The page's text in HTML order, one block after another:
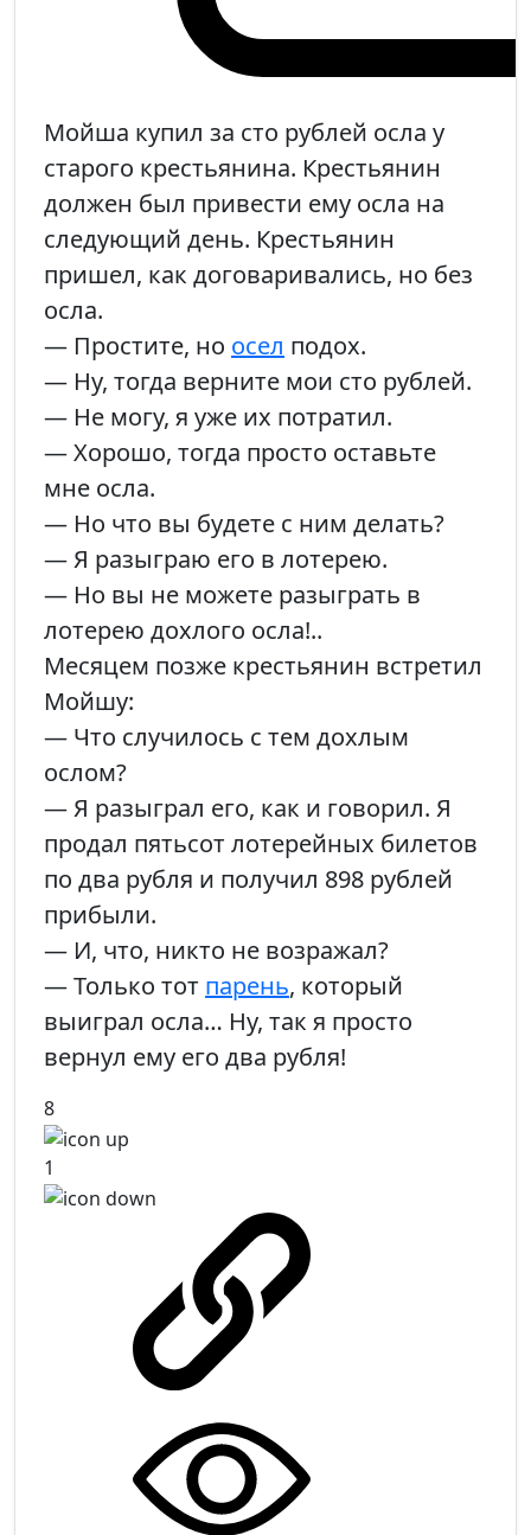
Мойша купил за сто рублей осла у
старого крестьянина. Крестьянин
должен был привести ему осла на
следующий день. Крестьянин
пришел, как договаривались, но без
осла.
— Простите, но осел подох.
— Ну, тогда верните мои сто рублей.
— Не могу, я уже их потратил.
— Хорошо, тогда просто оставьте
мне осла.
— Но что вы будете с ним делать?
— Я разыграю его в лотерею.
— Но вы не можете разыграть в
лотерею дохлого осла!..
Месяцем позже крестьянин встретил
Мойшу:
— Что случилось с тем дохлым
ослом?
— Я разыграл его, как и говорил. Я
продал пятьсот лотерейных билетов
по два рубля и получил 898 рублей
прибыли.
— И, что, никто не возражал?
— Только тот парень, который
выиграл осла… Ну, так я просто
вернул ему его два рубля!
8
1